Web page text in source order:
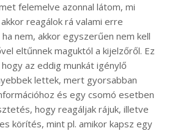
felemelve azonnal látom, mi
reagálok rá valami erre
nem, akkor egyszerűen nem kell
eltűnnek maguktól a kijelzőről. Ez
az eddig munkát igénylő
lettek, mert gyorsabban
és egy csomó esetben
hogy reagáljak rájuk, illetve
körítés, mint pl. amikor kapsz egy